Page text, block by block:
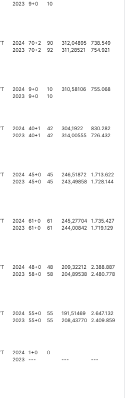
2023
9+0
10
2024
2023
70+2
70+2
90
92
312,04895
311,28521
738.549
754.921
2024
2023
9+0
9+0
10
10
310,58106 755.068
2024
2023
40+1
40+1
42
42
304,1922
314,00555
830.282
726.432
2024
2023
45+0
45+0
45
45
246,51872
243,49858
1.713.622
1.728.144
2024
2023
61+0
61+0
61
61
245,27704
244,00842
1.735.427
1.719.129
2024
2023
48+0
58+0
48
58
209,32212
204,89538
2.388.887
2.480.778
2024
2023
55+0
55+0
55
55
191,51469
208,43770
2.647.132
2.409.859
2024
2023
1+0
---
0
---
---